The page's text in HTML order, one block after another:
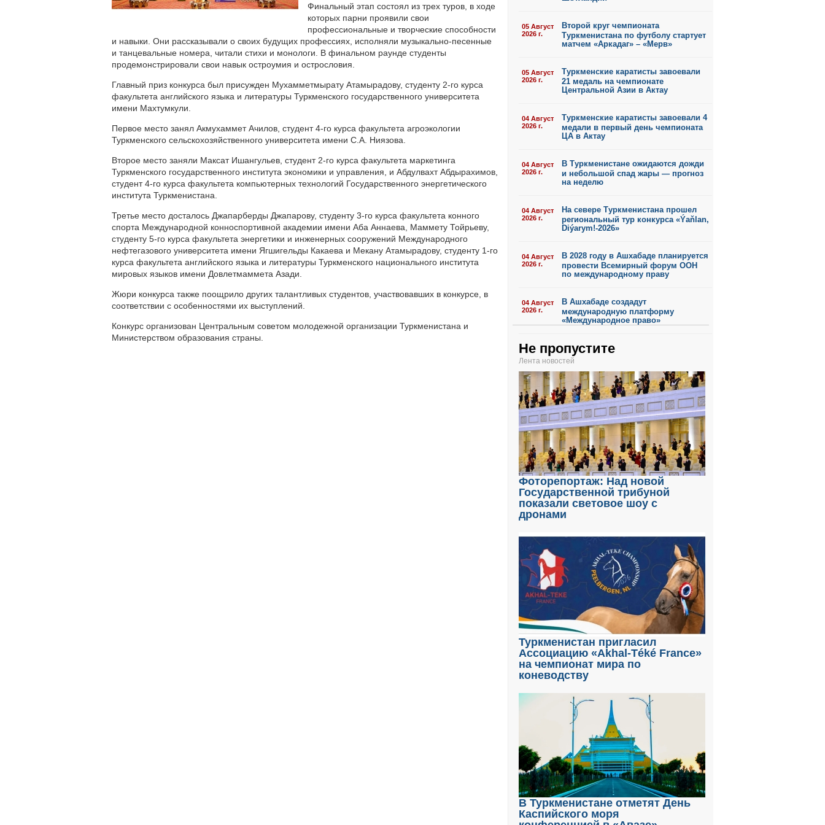
Финальный этап состоял из трех туров, в ходе
которых парни проявили свои
профессиональные и творческие способности
и навыки. Они рассказывали о своих будущих профессиях, исполняли музыкально-песенные
и танцевальные номера, читали стихи и монологи. В финальном раунде студенты
продемонстрировали свои навык остроумия и острословия.
Главный приз конкурса был присужден Мухамметмырату Атамырадову, студенту 2-го курса
факультета английского языка и литературы Туркменского государственного университета
имени Махтумкули.
Первое место занял Акмухаммет Ачилов, студент 4-го курса факультета агроэкологии
Туркменского сельскохозяйственного университета имени С.А. Ниязова.
Второе место заняли Максат Ишангульев, студент 2-го курса факультета маркетинга
Туркменского государственного института экономики и управления, и Абдулвахт Абдырахимов,
студент 4-го курса факультета компьютерных технологий Государственного энергетического
института Туркменистана.
Третье место досталось Джапарберды Джапарову, студенту 3-го курса факультета конного
спорта Международной конноспортивной академии имени Аба Аннаева, Маммету Тойрьеву,
студенту 5-го курса факультета энергетики и инженерных сооружений Международного
нефтегазового университета имени Ягшигельды Какаева и Мекану Атамырадову, студенту 1-го
курса факультета английского языка и литературы Туркменского национального института
мировых языков имени Довлетмаммета Азади.
Жюри конкурса также поощрило других талантливых студентов, участвовавших в конкурсе, в
соответствии с особенностями их выступлений.
Конкурс организован Центральным советом молодежной организации Туркменистана и
Министерством образования страны.
05 Август
2026 г.
Второй круг чемпионата
Туркменистана по футболу стартует
матчем «Аркадаг» – «Мерв»
05 Август
2026 г.
Туркменские каратисты завоевали
21 медаль на чемпионате
Центральной Азии в Актау
04 Август
2026 г.
Туркменские каратисты завоевали 4
медали в первый день чемпионата
ЦА в Актау
04 Август
2026 г.
В Туркменистане ожидаются дожди
и небольшой спад жары — прогноз
на неделю
04 Август
2026 г.
На севере Туркменистана прошел
региональный тур конкурса «Ýaňlan,
Diýarym!-2026»
04 Август
2026 г.
В 2028 году в Ашхабаде планируется
провести Всемирный форум ООН
по международному праву
04 Август
2026 г.
В Ашхабаде создадут
международную платформу
«Международное право»
Не пропустите
Лента новостей
Фоторепортаж: Над новой
Государственной трибуной
показали световое шоу с
дронами
Туркменистан пригласил
Ассоциацию «Akhal-Téké France»
на чемпионат мира по
коневодству
В Туркменистане отметят День
Каспийского моря